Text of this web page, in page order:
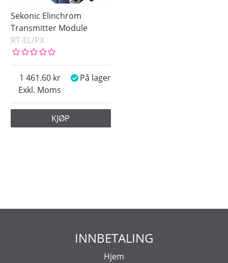
Sekonic Elinchrom
Transmitter Module
RT-EL/PX
Exkl. Moms
1 461.60 På lager
KJØP
INNBETALING
Hjem